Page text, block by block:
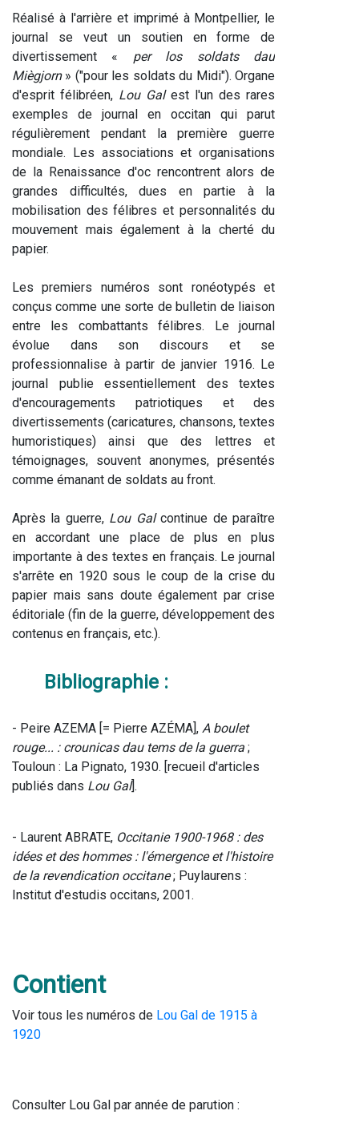
Réalisé à l'arrière et imprimé à Montpellier, le
journal se veut un soutien en forme de
divertissement « per los soldats dau
Miègjorn » ("pour les soldats du Midi"). Organe
d'esprit félibréen, Lou Gal est l'un des rares
exemples de journal en occitan qui parut
régulièrement pendant la première guerre
mondiale. Les associations et organisations
de la Renaissance d'oc rencontrent alors de
grandes difficultés, dues en partie à la
mobilisation des félibres et personnalités du
mouvement mais également à la cherté du
papier.
Les premiers numéros sont ronéotypés et
conçus comme une sorte de bulletin de liaison
entre les combattants félibres. Le journal
évolue dans son discours et se
professionnalise à partir de janvier 1916. Le
journal publie essentiellement des textes
d'encouragements patriotiques et des
divertissements (caricatures, chansons, textes
humoristiques) ainsi que des lettres et
témoignages, souvent anonymes, présentés
comme émanant de soldats au front.
Après la guerre, Lou Gal continue de paraître
en accordant une place de plus en plus
importante à des textes en français. Le journal
s'arrête en 1920 sous le coup de la crise du
papier mais sans doute également par crise
éditoriale (fin de la guerre, développement des
contenus en français, etc.).
Bibliographie :
- Peire AZEMA [= Pierre AZÉMA], A boulet
rouge... : crounicas dau tems de la guerra ;
Touloun : La Pignato, 1930. [recueil d'articles
publiés dans Lou Gal].
- Laurent ABRATE, Occitanie 1900-1968 : des
idées et des hommes : l'émergence et l'histoire
de la revendication occitane ; Puylaurens :
Institut d'estudis occitans, 2001.
Contient
Voir tous les numéros de Lou Gal de 1915 à
1920
Consulter Lou Gal par année de parution :